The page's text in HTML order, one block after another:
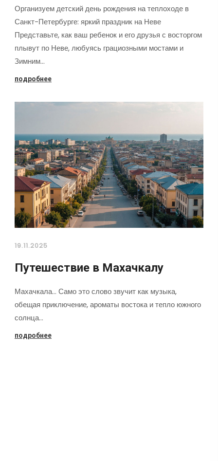
Организуем детский день рождения на теплоходе в
Санкт-Петербурге: яркий праздник на Неве
Представьте, как ваш ребенок и его друзья с восторгом
плывут по Неве, любуясь грациозными мостами и
Зимним…
подробнее
19.11.2025
Путешествие в Махачкалу
Махачкала... Само это слово звучит как музыка,
обещая приключение, ароматы востока и тепло южного
солнца…
подробнее